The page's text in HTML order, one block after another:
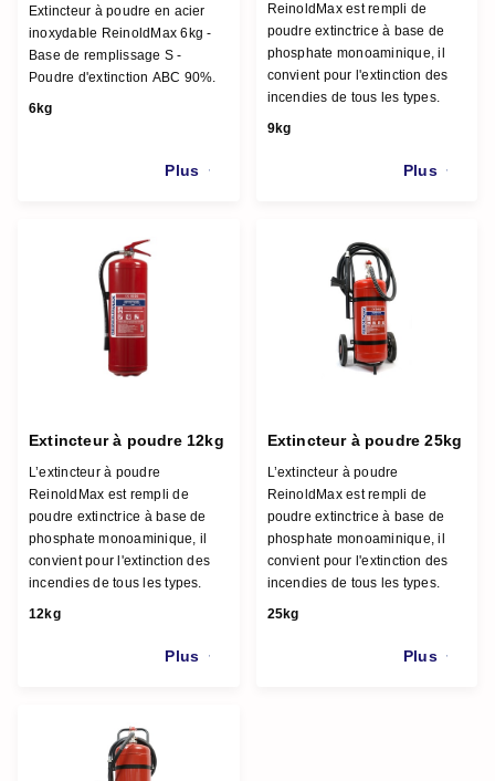
Extincteur à poudre en acier
inoxydable ReinoldMax 6kg -
Base de remplissage S -
Poudre d'extinction ABC 90%.
6kg
Plus
ReinoldMax est rempli de
poudre extinctrice à base de
phosphate monoaminique, il
convient pour l'extinction des
incendies de tous les types.
9kg
Plus
Extincteur à poudre 12kg
L’extincteur à poudre
ReinoldMax est rempli de
poudre extinctrice à base de
phosphate monoaminique, il
convient pour l'extinction des
incendies de tous les types.
12kg
Plus
Extincteur à poudre 25kg
L’extincteur à poudre
ReinoldMax est rempli de
poudre extinctrice à base de
phosphate monoaminique, il
convient pour l'extinction des
incendies de tous les types.
25kg
Plus